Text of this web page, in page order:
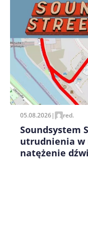
Zapamiętaj
pisania
05.08.2026| red.
Soundsystem
utrudnienia w
natężenie